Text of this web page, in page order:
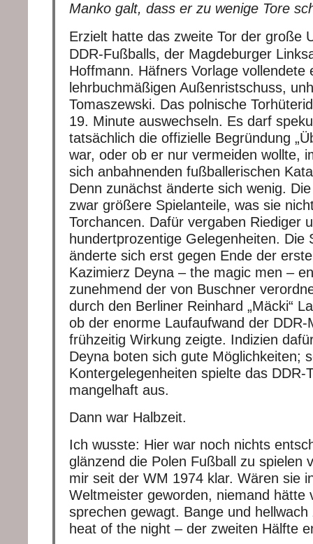
Manko galt, dass er zu wenige Tore
Erzielt hatte das zweite Tor der große
DDR-Fußballs, der Magdeburger
Hoffmann. Häfners Vorlage vollendete
lehrbuchmäßigen Außenristschuss,
Tomaszewski. Das polnische
19. Minute auswechseln. Es darf
tatsächlich die offizielle Begründung
war, oder ob er nur vermeiden wollte,
sich anbahnenden fußballerischen
Denn zunächst änderte sich wenig.
zwar größere Spielanteile, was sie
Torchancen. Dafür vergaben Riediger
hundertprozentige Gelegenheiten. Die
änderte sich erst gegen Ende der
Kazimierz Deyna – the magic men –
zunehmend der von Buschner
durch den Berliner Reinhard „Mäcki“
ob der enorme Laufaufwand der DDR-
frühzeitig Wirkung zeigte. Indizien
Deyna boten sich gute Möglichkeiten;
Kontergelegenheiten spielte das DDR-
mangelhaft aus.
Dann war Halbzeit.
Ich wusste: Hier war noch nichts
glänzend die Polen Fußball zu spielen
mir seit der WM 1974 klar. Wären sie
Weltmeister geworden, niemand hätte
sprechen gewagt. Bange und
heat of the night – der zweiten Hälfte